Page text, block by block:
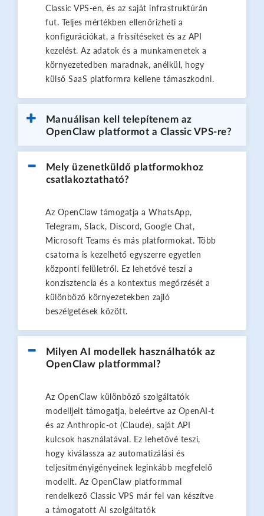
Classic VPS-en, és az saját infrastruktúrán
fut. Teljes mértékben ellenőrizheti a
konfigurációkat, a frissítéseket és az API
kezelést. Az adatok és a munkamenetek a
környezetedben maradnak, anélkül, hogy
külső SaaS platformra kellene támaszkodni.
Manuálisan kell telepítenem az
OpenClaw platformot a Classic VPS-re?
Mely üzenetküldő platformokhoz
csatlakoztatható?
Az OpenClaw támogatja a WhatsApp,
Telegram, Slack, Discord, Google Chat,
Microsoft Teams és más platformokat. Több
csatorna is kezelhető egyszerre egyetlen
központi felületről. Ez lehetővé teszi a
konzisztencia és a kontextus megőrzését a
különböző környezetekben zajló
beszélgetések között.
Milyen AI modellek használhatók az
OpenClaw platformmal?
Az OpenClaw különböző szolgáltatók
modelljeit támogatja, beleértve az OpenAI-t
és az Anthropic-ot (Claude), saját API
kulcsok használatával. Ez lehetővé teszi,
hogy kiválassza az automatizálási és
teljesítményigényeinek leginkább megfelelő
modellt. Az OpenClaw platformmal
rendelkező Classic VPS már fel van készítve
a támogatott AI szolgáltatók